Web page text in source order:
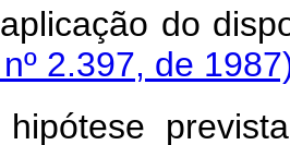
do
2.397, de